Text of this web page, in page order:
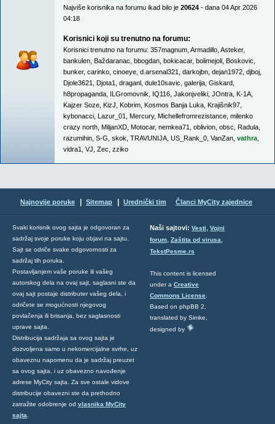
Najviše korisnika na forumu ikad bilo je 20624 - dana 04 Apr 2026
04:18
Korisnici koji su trenutno na forumu:
Korisnici trenutno na forumu: 357magnum Armadillo Asteker,
bankulen Baždaranac bbogdan bokicacar, bolimejoli Boskovic
bunker, carinko cinoeye d.arsenal321 darkojbn dejan1972 djboj
Djole3621
Djota1 draganl dule10savic galerija Giskard
h8propaganda ILGromovnik IQ116 Jakonjveliki JOntra K-1A
Kajzer Soze KizJ Kobrim Kosmos Banja Luka Krajišnik97
kybonacci Lazur_01 Mercury, Michellefromrezistance milenko
crazy north MiljanXD Motocar, nemkea71 oblivion obsc Radula
razumihin S-G skok TRAVUNIJA US_Rank_0 VanZan vathra
vidra1
VJ Zec zziko
Najnovije poruke Sitemap Urednički tim Članci MyCity zajednice
Svaki korisnik ovog sajta je odgovoran za
sadržaj svoje poruke koju objavi na sajtu.
Sajt se odriče svake odgovornosti za
sadržaj tih poruka.
Postavljanjem vaše poruke ili vašeg
autorskog dela na ovaj sajt, saglasni ste da
ovaj sajt postaje distributer vašeg dela, i
odričete se mogućnosti njegovog
povlačenja ili brisanja, bez saglasnosti
uprave sajta.
Distribucija sadržaja sa ovog sajta je
dozvoljena samo u nekomercijalne svrhe, uz
obaveznu napomenu da je sadržaj preuzet
sa ovog sajta, i uz obavezno navođenje
adrese MyCity sajta. Za sve ostale vidove
distribucije obavezni ste da prethodno
zatražite odobrenje od vlasnika MyCity
sajta
Naši sajtovi: Vesti, Vojni
forum, Zaštita od virusa,
TekstPesme.rs
This content is licensed
under a Creative
Commons License
Based on phpBB 2,
translated by Simke,
designed by